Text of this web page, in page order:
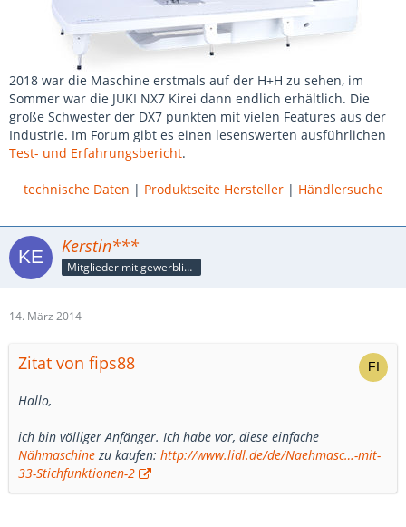
2018 war die Maschine erstmals auf der H+H zu sehen, im
Sommer war die JUKI NX7 Kirei dann endlich erhältlich. Die
große Schwester der DX7 punkten mit vielen Features aus der
Industrie. Im Forum gibt es einen lesenswerten ausführlichen
Test- und Erfahrungsbericht.
technische Daten | Produktseite Hersteller| Händlersuche
Kerstin***
Mitglieder mit gewerblicher Verbindung, auch als Mitarbeiter/in
14. März 2014
Zitat von fips88
Hallo,
ich bin völliger Anfänger. Ich habe vor, diese einfache
Nähmaschine zu kaufen: http://www.lidl.de/de/Naehmasc…-mit-
33-Stichfunktionen-2